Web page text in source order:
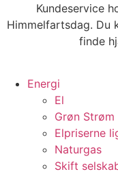
til
Kundeservice
Himmelfartsdag. Du
finde
Energi
El
Grøn Strøm
Elpriserne
Naturgas
Skift